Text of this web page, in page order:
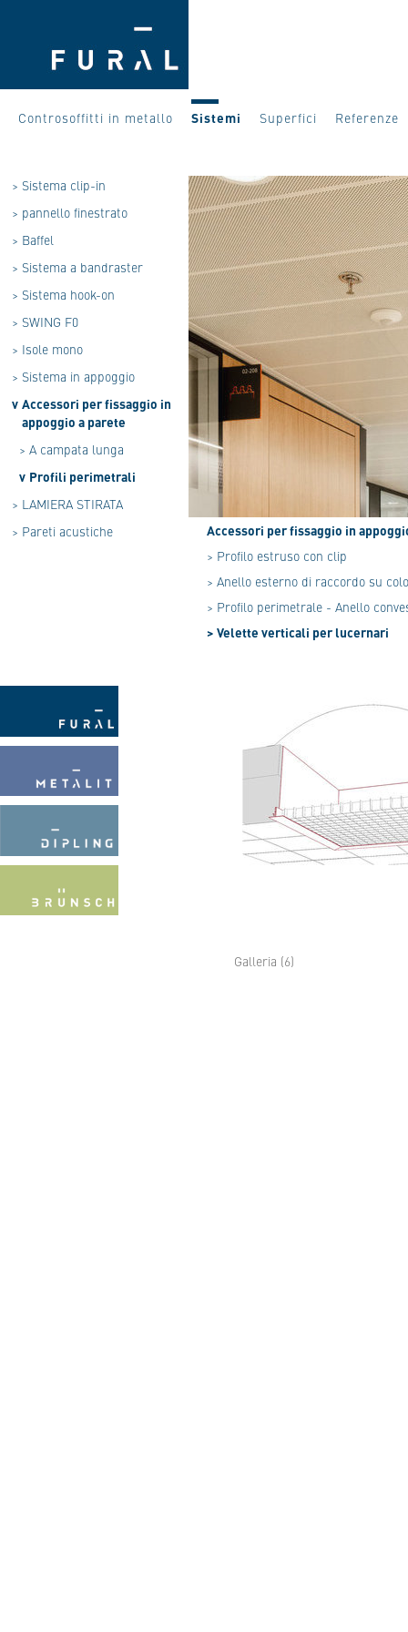
Controsoffitti in metallo Sistemi Superfici Referenze
> Sistema clip-in
> pannello finestrato
> Baffel
> Sistema a bandraster
> Sistema hook-on
> SWING F0
> Isole mono
> Sistema in appoggio
v Accessori per fissaggio in
appoggio a parete
> A campata lunga
v Profili perimetrali
> LAMIERA STIRATA
> Pareti acustiche
Accessori per fissaggio in
> Profilo estruso con clip
> Anello esterno di raccordo su
> Profilo perimetrale - Anello
> Velette verticali per lucernari
Galleria (6)